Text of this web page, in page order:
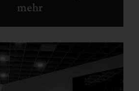
mehr